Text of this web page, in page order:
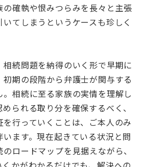
確執や恨みつらみを長々と主張
てしまうというケースも珍しく
相続問題を納得のいく形で早期に
期の段階から弁護士が関与する
。相続に至る家族の実情を理解し
られる取り分を確保するべく、
を行っていくことは、ご本人のみ
ます。現在起きている状況と問
ロードマップを見据えながら、